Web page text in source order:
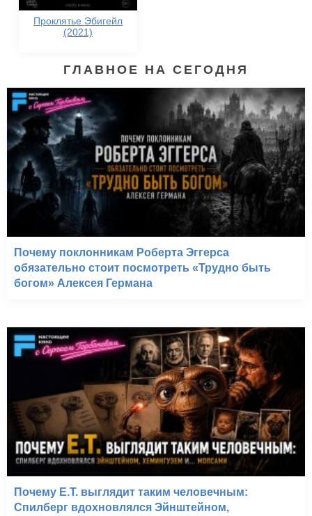
Проклятье Эбигейл
(2021)
ГЛАВНОЕ НА СЕГОДНЯ
Почему поклонникам Роберта Эггерса
обязательно стоит посмотреть «Трудно быть
богом» Алексея Германа
Почему E.T. выглядит таким человечным:
Спилберг вдохновлялся Эйнштейном,